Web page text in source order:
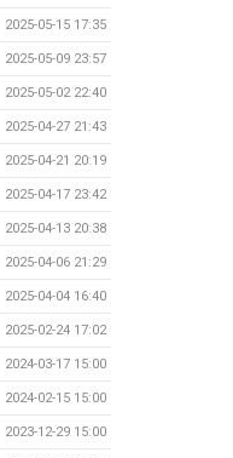
2025-05-15 17:35
2025-05-09 23:57
2025-05-02 22:40
2025-04-27 21:43
2025-04-21 20:19
2025-04-17 23:42
2025-04-13 20:38
2025-04-06 21:29
2025-04-04 16:40
2025-02-24 17:02
2024-03-17 15:00
2024-02-15 15:00
2023-12-29 15:00